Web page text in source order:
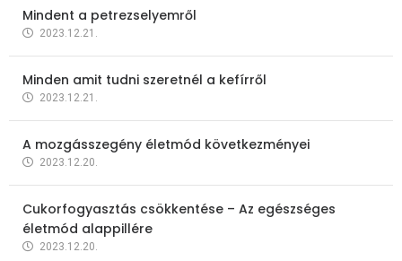
Mindent a petrezselyemről
2023.12.21.
Minden amit tudni szeretnél a kefírről
2023.12.21.
A mozgásszegény életmód következményei
2023.12.20.
Cukorfogyasztás csökkentése – Az egészséges
életmód alappillére
2023.12.20.